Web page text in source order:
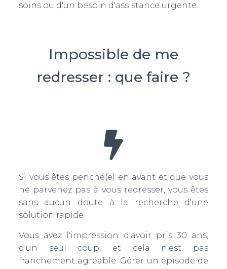
soins ou d'un besoin d'assistance urgente.
Impossible de me
redresser : que faire ?
Si vous êtes penché(e) en avant et que vous
ne parvenez pas à vous redresser, vous êtes
sans aucun doute à la recherche d'une
solution rapide.
Vous avez l'impression d'avoir pris 30 ans,
d'un seul coup, et cela n'est pas
franchement agréable. Gérer un épisode de